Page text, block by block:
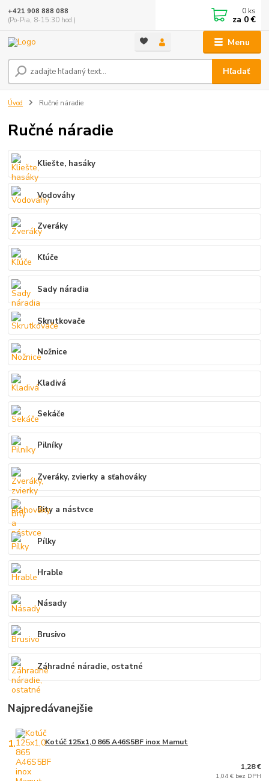
Menu
Hľadať
+421 908 888 088
(Po-Pia, 8-15:30 hod.)
0 ks
za 0 €
Úvod Ručné náradie
Ručné náradie
Kliešte, hasáky
Vodováhy
Zveráky
Kľúče
Sady náradia
Skrutkovače
Nožnice
Kladivá
Sekáče
Pilníky
Zveráky, zvierky a sťahováky
Bity a nástvce
Pílky
Hrable
Násady
Brusivo
Záhradné náradie, ostatné
Najpredávanejšie
1. Kotúč 125x1,0 865 A46S5BF inox Mamut
1,28 €
1,04 € bez DPH